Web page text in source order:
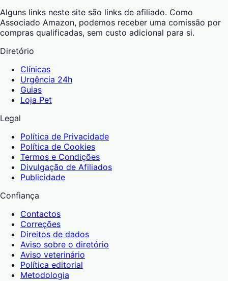
Alguns links neste site são links de afiliado. Como
Associado Amazon, podemos receber uma comissão por
compras qualificadas, sem custo adicional para si.
Diretório
Clínicas
Urgência 24h
Guias
Loja Pet
Legal
Política de Privacidade
Política de Cookies
Termos e Condições
Divulgação de Afiliados
Publicidade
Confiança
Contactos
Correções
Direitos de dados
Aviso sobre o diretório
Aviso veterinário
Política editorial
Metodologia